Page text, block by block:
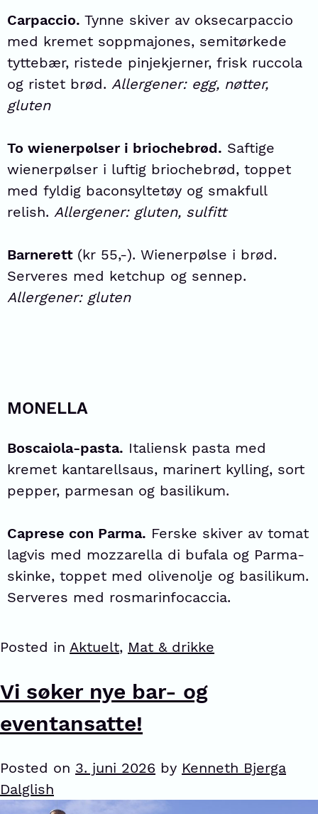
Carpaccio. Tynne skiver av oksecarpaccio
med kremet soppmajones, semitørkede
tyttebær, ristede pinjekjerner, frisk ruccola
og ristet brød. Allergener: egg, nøtter,
gluten
To wienerpølser i briochebrød. Saftige
wienerpølser i luftig briochebrød, toppet
med fyldig baconsyltetøy og smakfull
relish. Allergener: gluten, sulfitt
Barnerett (kr 55,-). Wienerpølse i brød.
Serveres med ketchup og sennep.
Allergener: gluten
MONELLA
Boscaiola-pasta. Italiensk pasta med
kremet kantarellsaus, marinert kylling, sort
pepper, parmesan og basilikum.
Caprese con Parma. Ferske skiver av tomat
lagvis med mozzarella di bufala og Parma-
skinke, toppet med olivenolje og basilikum.
Serveres med rosmarinfocaccia.
Posted in Aktuelt, Mat & drikke
Vi søker nye bar- og
eventansatte!
Posted on 3. juni 2026 by Kenneth Bjerga
Dalglish